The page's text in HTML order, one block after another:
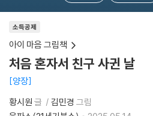
소득공제
아이 마음 그림책
처음 혼자서 친구 사귄 날
양장
황시원 글 김민경 그림